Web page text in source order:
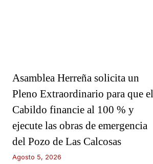
Asamblea Herreña solicita un
Pleno Extraordinario para que el
Cabildo financie al 100 % y
ejecute las obras de emergencia
del Pozo de Las Calcosas
Agosto 5, 2026